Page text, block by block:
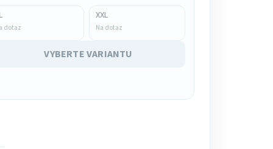
dotaz
XXL
Na dotaz
VYBERTE VARIANTU